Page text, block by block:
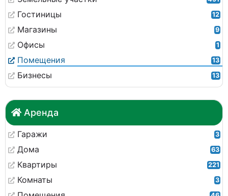
Гостиницы 12
Магазины 9
Офисы 1
Помещения 13
Бизнесы 13
Аренда
Гаражи 3
Дома 63
Квартиры 221
Комнаты 3